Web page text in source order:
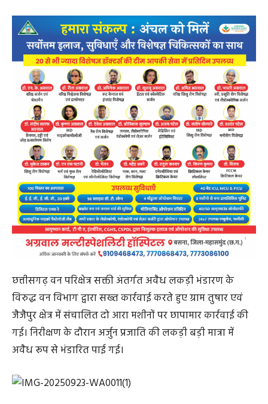
छत्तीसगढ़ वन परिक्षेत्र सक्ती अंतर्गत अवैध लकड़ी भंडारण के
विरुद्ध वन विभाग द्वारा सख्त कार्रवाई करते हुए ग्राम तुषार एवं
जैजैपुर क्षेत्र में संचालित दो आरा मशीनों पर छापामार कार्रवाई की
गई। निरीक्षण के दौरान अर्जुन प्रजाति की लकड़ी बड़ी मात्रा में
अवैध रूप से भंडारित पाई गई।